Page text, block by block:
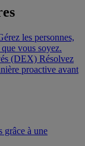
les personnes,
vous soyez.
(DEX) Résolvez
proactive avant
grâce à une